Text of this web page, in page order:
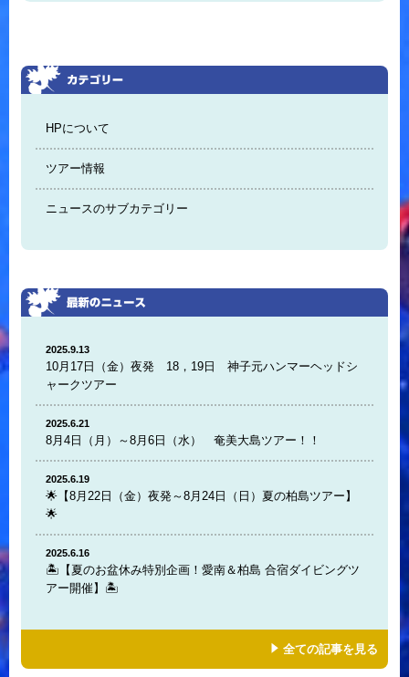
HPについて
ツアー情報
ニュースのサブカテゴリー
2025.9.13
10月17日（金）夜発 18，19日 神子元ハンマーヘッドシ
ャークツアー
2025.6.21
8月4日（月）～8月6日（水） 奄美大島ツアー！！
2025.6.19
🌟【8月22日（金）夜発～8月24日（日）夏の柏島ツアー】
🌟
2025.6.16
🏝️【夏のお盆休み特別企画！愛南＆柏島 合宿ダイビングツ
アー開催】🏝️
全ての記事を見る